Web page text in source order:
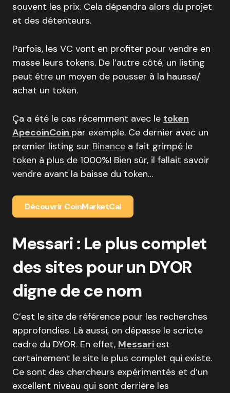
souvent les prix. Cela dépendra alors du projet
et des détenteurs.
Parfois, les VC vont en profiter pour vendre en
masse leurs tokens. De l’autre côté, un listing
peut être un moyen de pousser à la hausse/
achat un token.
Ça a été le cas récemment avec le token
ApecoinCoin par exemple. Ce dernier avec un
premier listing sur Binance a fait grimpé le
token à plus de 1000%! Bien sûr, il fallait savoir
vendre avant la baisse du token…
Découvrir CoinMarketCal
Messari : Le plus complet
des sites pour un DYOR
digne de ce nom
C’est le site de référence pour les recherches
approfondies. Là aussi, on dépasse le scricte
cadre du DYOR. En effet, Messari est
certainement le site le plus complet qui existe.
Ce sont des chercheurs expérimentés et d’un
excellent niveau qui sont derrière les